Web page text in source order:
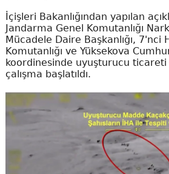
İçişleri Bakanlığından yapılan
Jandarma Genel Komutanlığı
Mücadele Daire Başkanlığı, 7'nci
Komutanlığı ve Yüksekova
koordinesinde uyuşturucu
çalışma başlatıldı.